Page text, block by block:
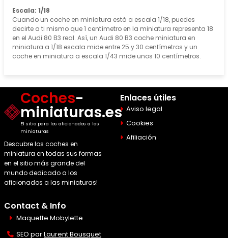
Escala: 1/18
Cuando un coche en miniatura está a escala 1/18, puedes
decirte a ti mismo que 1 centímetro en la miniatura representa 18
en el Audi 80 B3 real. Así, un Audi 80 B3 coche miniatura en
miniatura a 1/18 escala mide entre 25 y 30 centímetros y un
coche en miniatura a escala 1/43 mide unos 10 centímetros.
Coches-
miniaturas.es
El sitio para los aficionados a las
miniaturas
Descubre los coches en
miniatura en todas sus formas
en el sitio más grande del
mundo dedicado a los
aficionados a las miniaturas!
Enlaces útiles
Aviso legal
Cookies
Afiliación
Contact & Info
Maquette Mobylette
SEO parLaurent Bousquet